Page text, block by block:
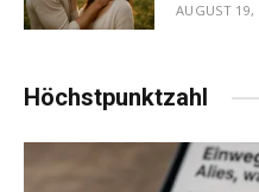
AUGUST 19,
Höchstpunktzahl